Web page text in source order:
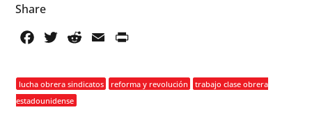
Share
FacebookTwitterRedditEmail
lucha obrera sindicatos reforma y revolución
trabajo clase obrera
estadounidense